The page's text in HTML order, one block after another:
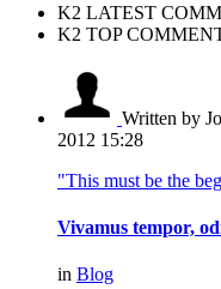
K2 LATEST
K2 TOP
Written by
2012 15:28
"This must be the
Vivamus tempor,
in Blog